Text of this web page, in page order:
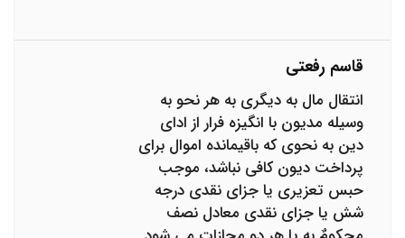
قاسم رفعتی
انتقال مال به دیگری به هر نحو به
وسیله مدیون با انگیزه فرار از ادای
دین به نحوی که باقیمانده اموال برای
پرداخت دیون کافی نباشد، موجب
حبس تعزیری یا جزای نقدی درجه
شش یا جزای نقدی معادل نصف